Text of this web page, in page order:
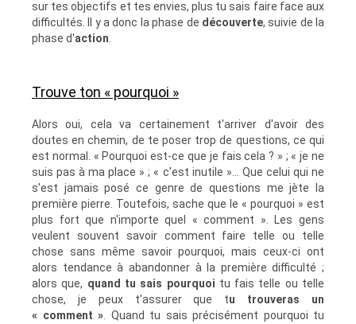
sur tes objectifs et tes envies, plus tu sais faire face aux
difficultés. Il y a donc la phase de découverte, suivie de la
phase d'action
Trouve ton « pourquoi »
Alors oui, cela va certainement t'arriver d'avoir des
doutes en chemin, de te poser trop de questions, ce qui
est normal. « Pourquoi est-ce que je fais cela ? » ; « je ne
suis pas à ma place » ; « c'est inutile »... Que celui qui ne
s'est jamais posé ce genre de questions me jète la
première pierre. Toutefois, sache que le « pourquoi » est
plus fort que n'importe quel « comment ». Les gens
veulent souvent savoir comment faire telle ou telle
chose sans même savoir pourquoi, mais ceux-ci ont
alors tendance à abandonner à la première difficulté ;
alors que, quand tu sais pourquoi tu fais telle ou telle
chose, je peux t'assurer que tu trouveras un
« comment » . Quand tu sais précisément pourquoi tu